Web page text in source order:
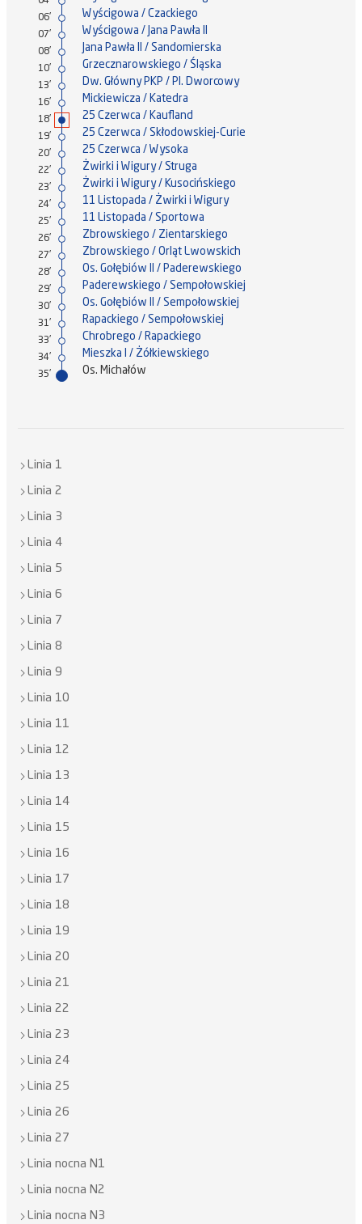
06' Wyścigowa / Czackiego
07' Wyścigowa / Jana Pawła II
08' Jana Pawła II / Sandomierska
10' Grzecznarowskiego / Śląska
13' Dw. Główny PKP / Pl. Dworcowy
16' Mickiewicza / Katedra
18' 25 Czerwca / Kaufland
19' 25 Czerwca / Skłodowskiej-Curie
20' 25 Czerwca / Wysoka
22' Żwirki i Wigury / Struga
23' Żwirki i Wigury / Kusocińskiego
24' 11 Listopada / Żwirki i Wigury
25' 11 Listopada / Sportowa
26' Zbrowskiego / Zientarskiego
27' Zbrowskiego / Orląt Lwowskich
28' Os. Gołębiów II / Paderewskiego
29' Paderewskiego / Sempołowskiej
30' Os. Gołębiów II / Sempołowskiej
31' Rapackiego / Sempołowskiej
33' Chrobrego / Rapackiego
34' Mieszka I / Żółkiewskiego
35' Os. Michałów
Linia 1
Linia 2
Linia 3
Linia 4
Linia 5
Linia 6
Linia 7
Linia 8
Linia 9
Linia 10
Linia 11
Linia 12
Linia 13
Linia 14
Linia 15
Linia 16
Linia 17
Linia 18
Linia 19
Linia 20
Linia 21
Linia 22
Linia 23
Linia 24
Linia 25
Linia 26
Linia 27
Linia nocna N1
Linia nocna N2
Linia nocna N3